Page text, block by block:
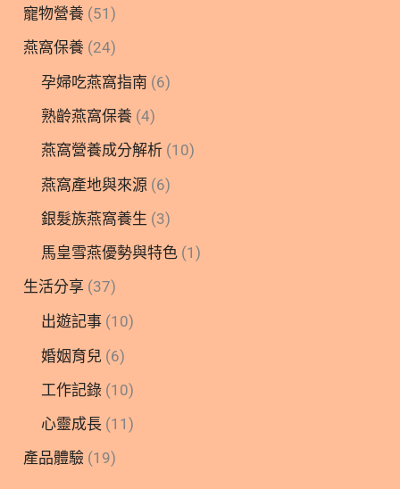
寵物營養 (51)
燕窩保養 (24)
孕婦吃燕窩指南 (6)
熟齡燕窩保養 (4)
燕窩營養成分解析 (10)
燕窩產地與來源 (6)
銀髮族燕窩養生 (3)
馬皇雪燕優勢與特色 (1)
生活分享 (37)
出遊記事 (10)
婚姻育兒 (6)
工作記錄 (10)
心靈成長 (11)
產品體驗 (19)